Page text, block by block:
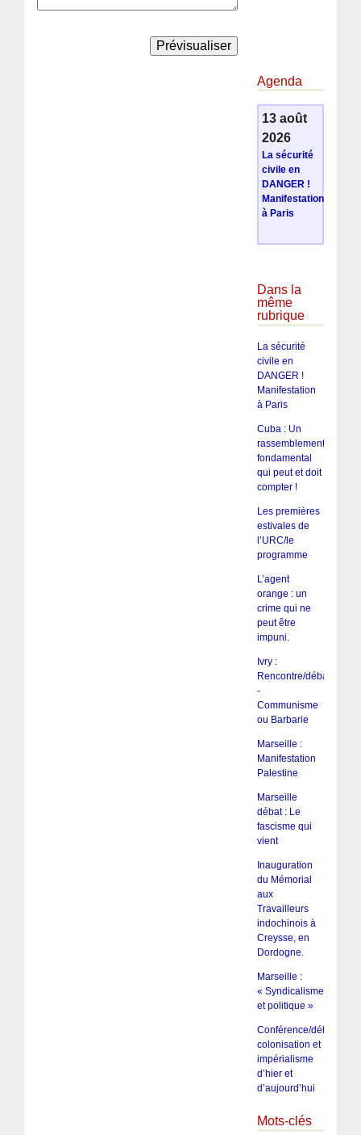
Agenda
13 août
2026
La sécurité
civile en
DANGER !
Manifestation
à Paris
Dans la
même
rubrique
La sécurité
civile en
DANGER !
Manifestation
à Paris
Cuba : Un
rassemblement
fondamental
qui peut et doit
compter !
Les premières
estivales de
l’URC/le
programme
L’agent
orange : un
crime qui ne
peut être
impuni.
Ivry :
Rencontre/débat
-
Communisme
ou Barbarie
Marseille :
Manifestation
Palestine
Marseille
débat : Le
fascisme qui
vient
Inauguration
du Mémorial
aux
Travailleurs
indochinois à
Creysse, en
Dordogne.
Marseille :
« Syndicalisme
et politique »
Conférence/débat :
colonisation et
impérialisme
d’hier et
d’aujourd’hui
Mots-clés